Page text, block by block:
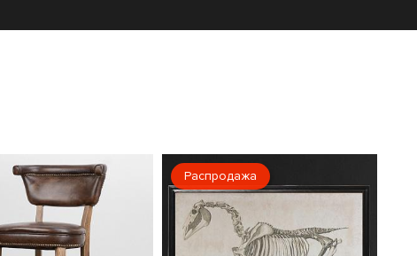
Распродажа